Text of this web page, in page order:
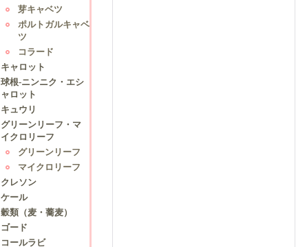
芽キャベツ
ポルトガルキャベ
ツ
コラード
キャロット
球根-ニンニク・エシ
ャロット
キュウリ
グリーンリーフ・マ
イクロリーフ
グリーンリーフ
マイクロリーフ
クレソン
ケール
穀類（麦・蕎麦）
ゴード
コールラビ